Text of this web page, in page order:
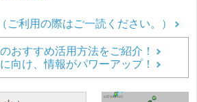
利用の際はご一読ください。）
おすすめ活用方法をご紹介！
向け、情報がパワーアップ！